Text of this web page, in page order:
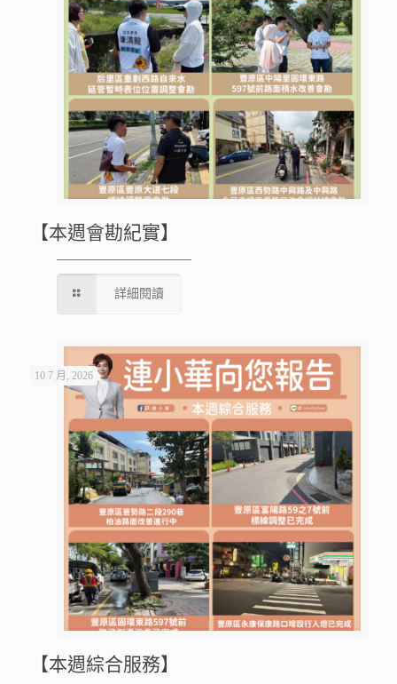
【本週會勘紀實】
詳細閱讀
10 7 月, 2026
【本週綜合服務】